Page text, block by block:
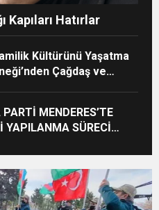
Kapıları Hatırlar
Kültürünü Yaşatma
Çağdaş ve
MENDERES’TE
YAPILANMA SÜRECİ